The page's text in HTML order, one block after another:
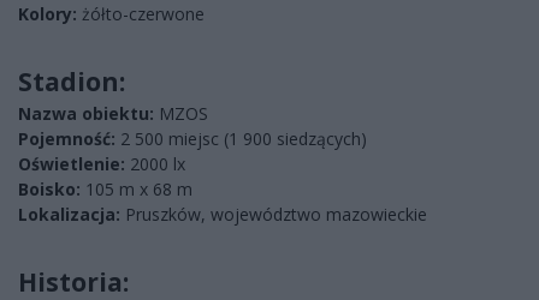
Kolory: żółto-czerwone
Stadion:
Nazwa obiektu: MZOS
Pojemność: 2 500 miejsc (1 900 siedzących)
Oświetlenie: 2000 lx
Boisko: 105 m x 68 m
Lokalizacja: Pruszków, województwo mazowieckie
Historia: